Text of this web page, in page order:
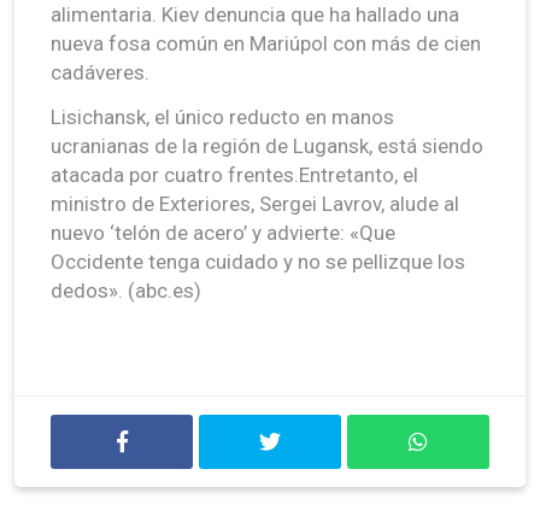
alimentaria. Kiev denuncia que ha hallado una
nueva fosa común en Mariúpol con más de cien
cadáveres.
Lisichansk, el único reducto en manos
ucranianas de la región de Lugansk, está siendo
atacada por cuatro frentes.Entretanto, el
ministro de Exteriores, Sergei Lavrov, alude al
nuevo ‘telón de acero’ y advierte: «Que
Occidente tenga cuidado y no se pellizque los
dedos». (abc.es)